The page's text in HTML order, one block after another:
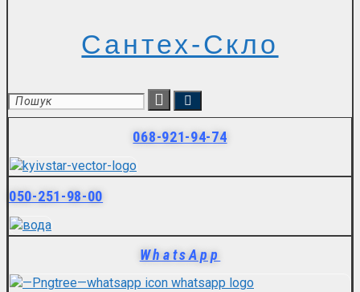
Сантех-Скло
068-921-94-74
050-251-98-00
WhatsApp